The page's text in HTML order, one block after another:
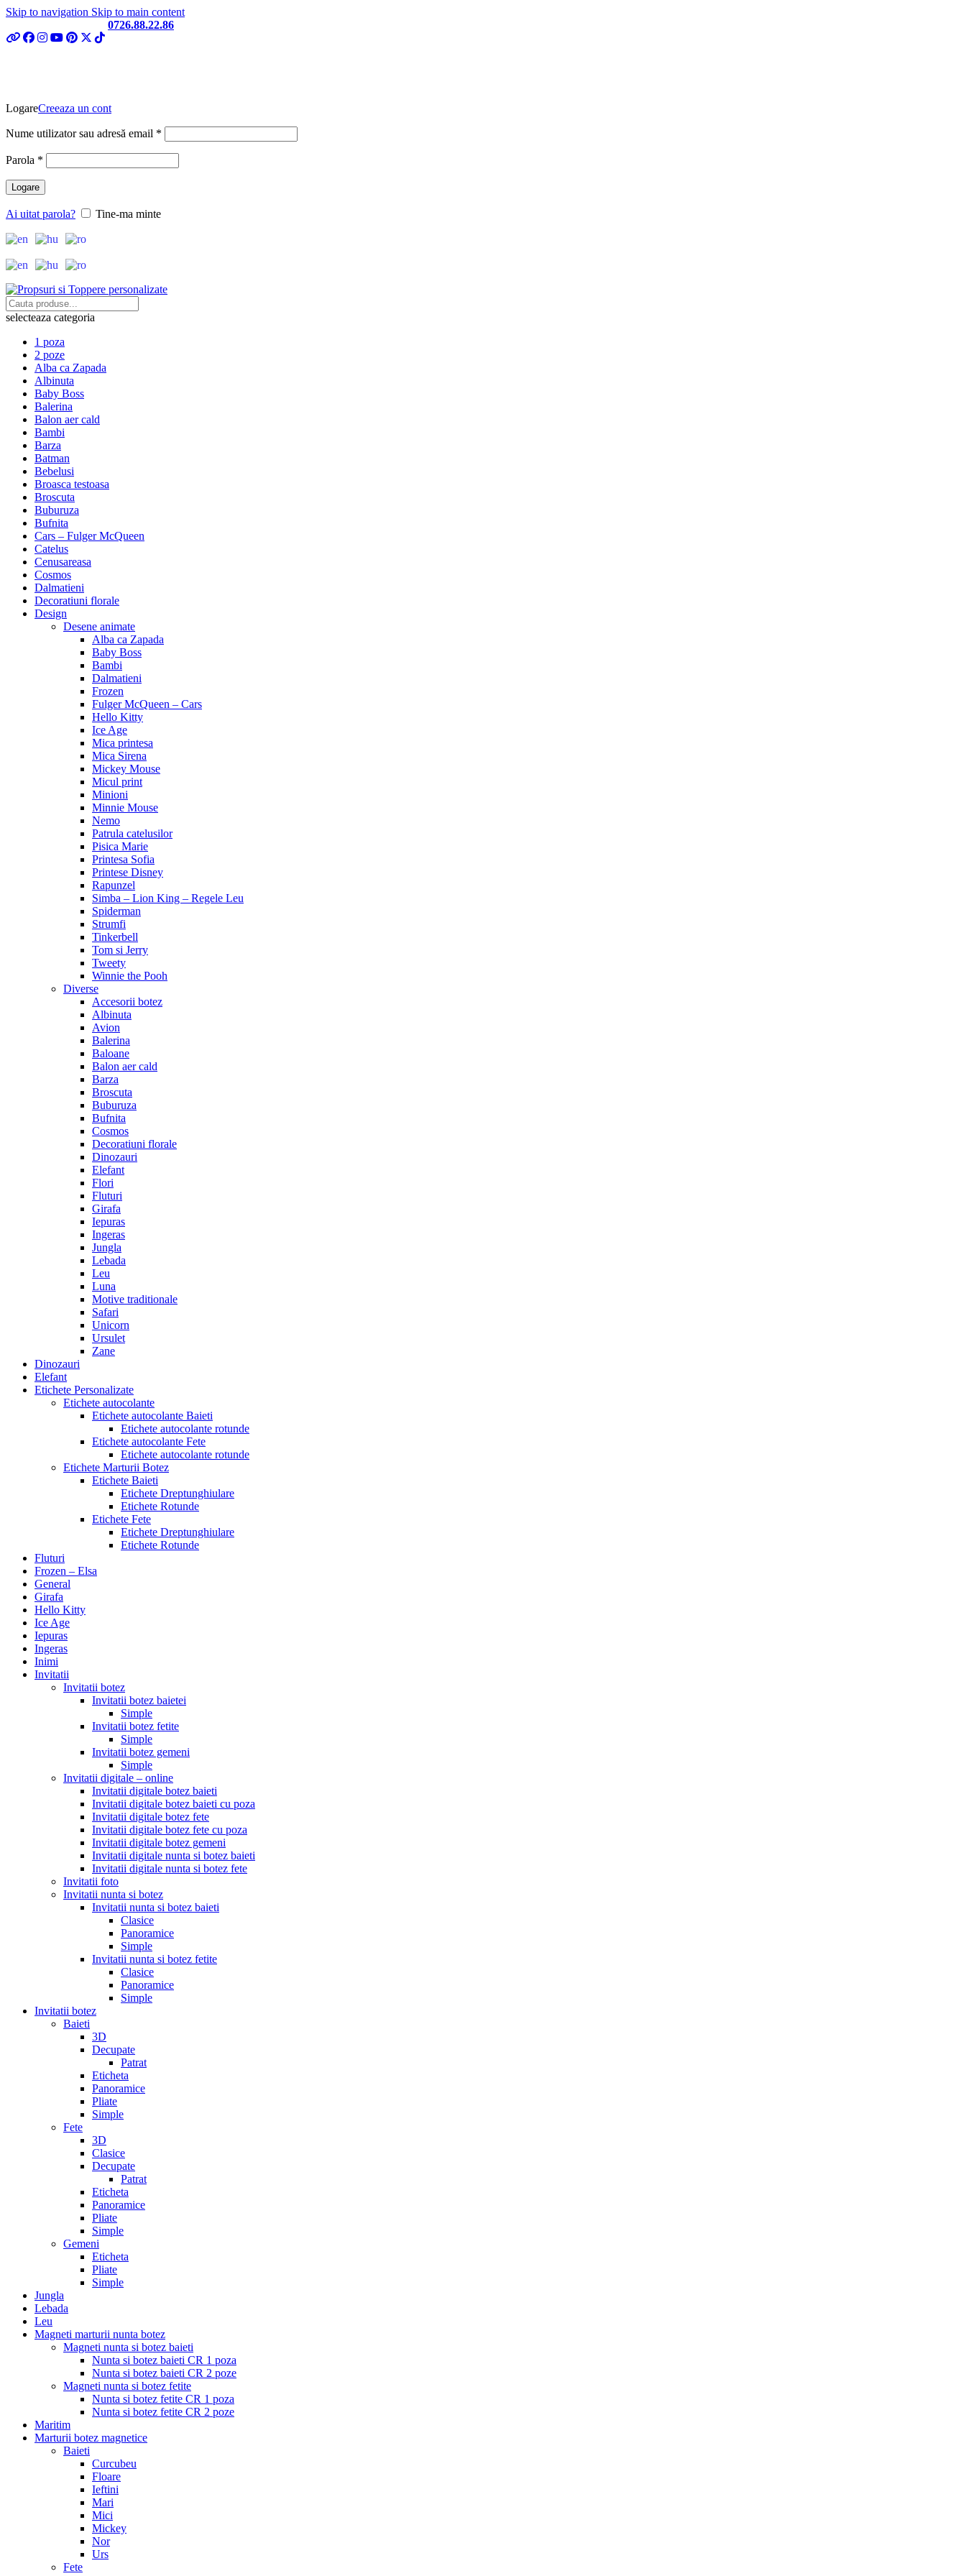
Skip to navigation Skip to main content
0726.88.22.86
LogareCreeaza un cont
Nume utilizator sau adresă email *
Parola *
Logare
Ai uitat parola? Tine-ma minte
selecteaza categoria
1 poza
2 poze
Alba ca Zapada
Albinuta
Baby Boss
Balerina
Balon aer cald
Bambi
Barza
Batman
Bebelusi
Broasca testoasa
Broscuta
Buburuza
Bufnita
Cars – Fulger McQueen
Catelus
Cenusareasa
Cosmos
Dalmatieni
Decoratiuni florale
Design
Desene animate
Alba ca Zapada
Baby Boss
Bambi
Dalmatieni
Frozen
Fulger McQueen – Cars
Hello Kitty
Ice Age
Mica printesa
Mica Sirena
Mickey Mouse
Micul print
Minioni
Minnie Mouse
Nemo
Patrula catelusilor
Pisica Marie
Printesa Sofia
Printese Disney
Rapunzel
Simba – Lion King – Regele Leu
Spiderman
Strumfi
Tinkerbell
Tom si Jerry
Tweety
Winnie the Pooh
Diverse
Accesorii botez
Albinuta
Avion
Balerina
Baloane
Balon aer cald
Barza
Broscuta
Buburuza
Bufnita
Cosmos
Decoratiuni florale
Dinozauri
Elefant
Flori
Fluturi
Girafa
Iepuras
Ingeras
Jungla
Lebada
Leu
Luna
Motive traditionale
Safari
Unicorn
Ursulet
Zane
Dinozauri
Elefant
Etichete Personalizate
Etichete autocolante
Etichete autocolante Baieti
Etichete autocolante rotunde
Etichete autocolante Fete
Etichete autocolante rotunde
Etichete Marturii Botez
Etichete Baieti
Etichete Dreptunghiulare
Etichete Rotunde
Etichete Fete
Etichete Dreptunghiulare
Etichete Rotunde
Fluturi
Frozen – Elsa
General
Girafa
Hello Kitty
Ice Age
Iepuras
Ingeras
Inimi
Invitatii
Invitatii botez
Invitatii botez baietei
Simple
Invitatii botez fetite
Simple
Invitatii botez gemeni
Simple
Invitatii digitale – online
Invitatii digitale botez baieti
Invitatii digitale botez baieti cu poza
Invitatii digitale botez fete
Invitatii digitale botez fete cu poza
Invitatii digitale botez gemeni
Invitatii digitale nunta si botez baieti
Invitatii digitale nunta si botez fete
Invitatii foto
Invitatii nunta si botez
Invitatii nunta si botez baieti
Clasice
Panoramice
Simple
Invitatii nunta si botez fetite
Clasice
Panoramice
Simple
Invitatii botez
Baieti
3D
Decupate
Patrat
Eticheta
Panoramice
Pliate
Simple
Fete
3D
Clasice
Decupate
Patrat
Eticheta
Panoramice
Pliate
Simple
Gemeni
Eticheta
Pliate
Simple
Jungla
Lebada
Leu
Magneti marturii nunta botez
Magneti nunta si botez baieti
Nunta si botez baieti CR 1 poza
Nunta si botez baieti CR 2 poze
Magneti nunta si botez fetite
Nunta si botez fetite CR 1 poza
Nunta si botez fetite CR 2 poze
Maritim
Marturii botez magnetice
Baieti
Curcubeu
Floare
Ieftini
Mari
Mici
Mickey
Nor
Urs
Fete